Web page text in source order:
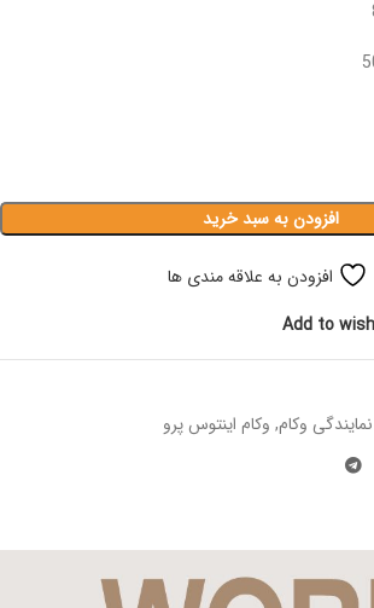
افزودن به سبد خرید
افزودن به علاقه مندی ها
Add to
نمایندگی وکام, وکام اینتوس پرو